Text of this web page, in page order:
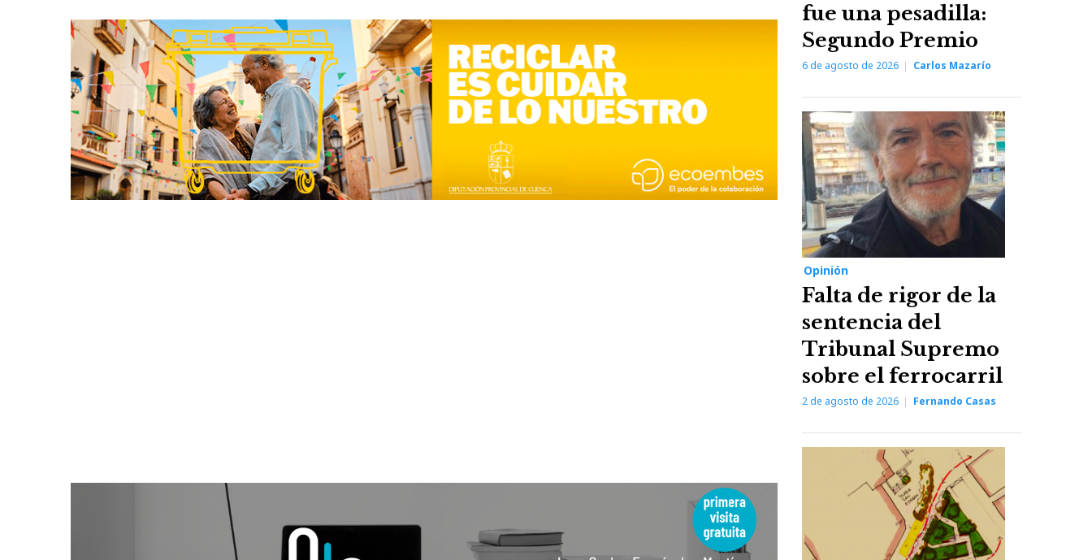
fue una pesadilla:
Segundo Premio
6 de agosto de 2026 Carlos Mazarío
Opinión
Falta de rigor de la
sentencia del
Tribunal Supremo
sobre el ferrocarril
2 de agosto de 2026 Fernando Casas